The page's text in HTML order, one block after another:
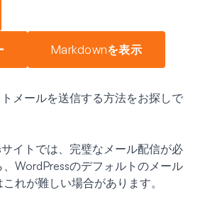
Markdownを表示
メールを送信する方法をお探しで
イトでは、完璧なメール配信が必
WordPressのデフォルトのメール
れが難しい場合があります。